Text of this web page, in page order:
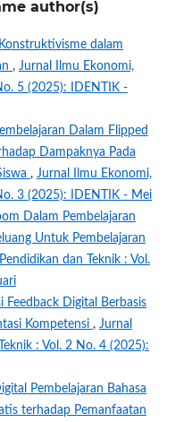
author(s)
dalam
, Jurnal Ilmu Ekonomi,
5 (2025): IDENTIK -
Dalam Flipped
Dampaknya Pada
, Jurnal Ilmu Ekonomi,
3 (2025): IDENTIK - Mei
Dalam Pembelajaran
Untuk Pembelajaran
dan Teknik : Vol.
Feedback Digital Berbasis
Kompetensi , Jurnal
: Vol. 2 No. 4 (2025):
Pembelajaran Bahasa
terhadap Pemanfaatan